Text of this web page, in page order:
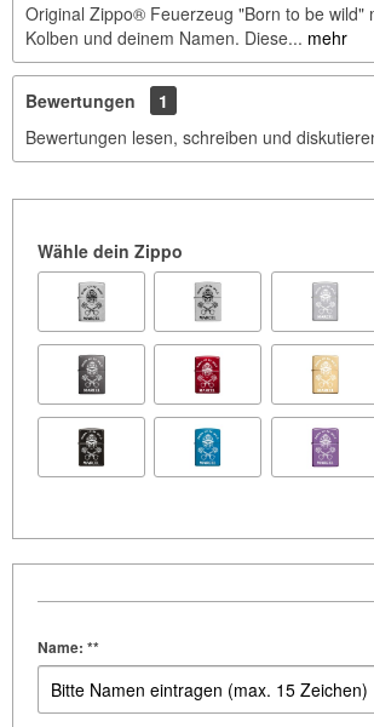
Original Zippo® Feuerzeug "Born to be wild"
Kolben und deinem Namen. Diese... mehr
Bewertungen
1
Bewertungen lesen, schreiben und
Wähle dein Zippo
Name: **